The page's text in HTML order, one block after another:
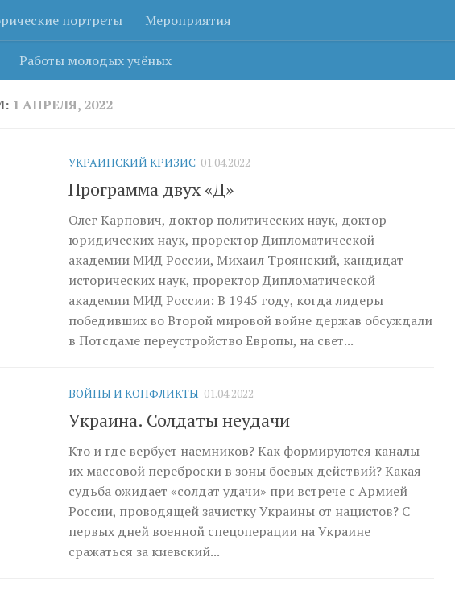
портреты Мероприятия
Работы молодых учёных
1 АПРЕЛЯ, 2022
УКРАИНСКИЙ КРИЗИС 01.04.2022
Программа двух «Д»
Олег Карпович, доктор политических наук, доктор
юридических наук, проректор Дипломатической
академии МИД России, Михаил Троянский, кандидат
исторических наук, проректор Дипломатической
академии МИД России: В 1945 году, когда лидеры
победивших во Второй мировой войне держав обсуждали
в Потсдаме переустройство Европы, на свет...
ВОЙНЫ И КОНФЛИКТЫ 01.04.2022
Украина. Солдаты неудачи
Кто и где вербует наемников? Как формируются каналы
их массовой переброски в зоны боевых действий? Какая
судьба ожидает «солдат удачи» при встрече с Армией
России, проводящей зачистку Украины от нацистов? С
первых дней военной спецоперации на Украине
сражаться за киевский...